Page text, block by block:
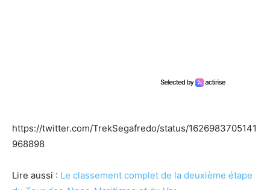
https://twitter.com/TrekSegafredo/status/1626983705141
968898
Lire aussi : Le classement complet de la deuxième étape